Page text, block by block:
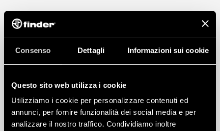
Consenso Dettagli Informazioni sui cookie
Questo sito web utilizza i cookie
Utilizziamo i cookie per personalizzare contenuti ed
annunci, per fornire funzionalità dei social media e per
analizzare il nostro traffico. Condividiamo inoltre